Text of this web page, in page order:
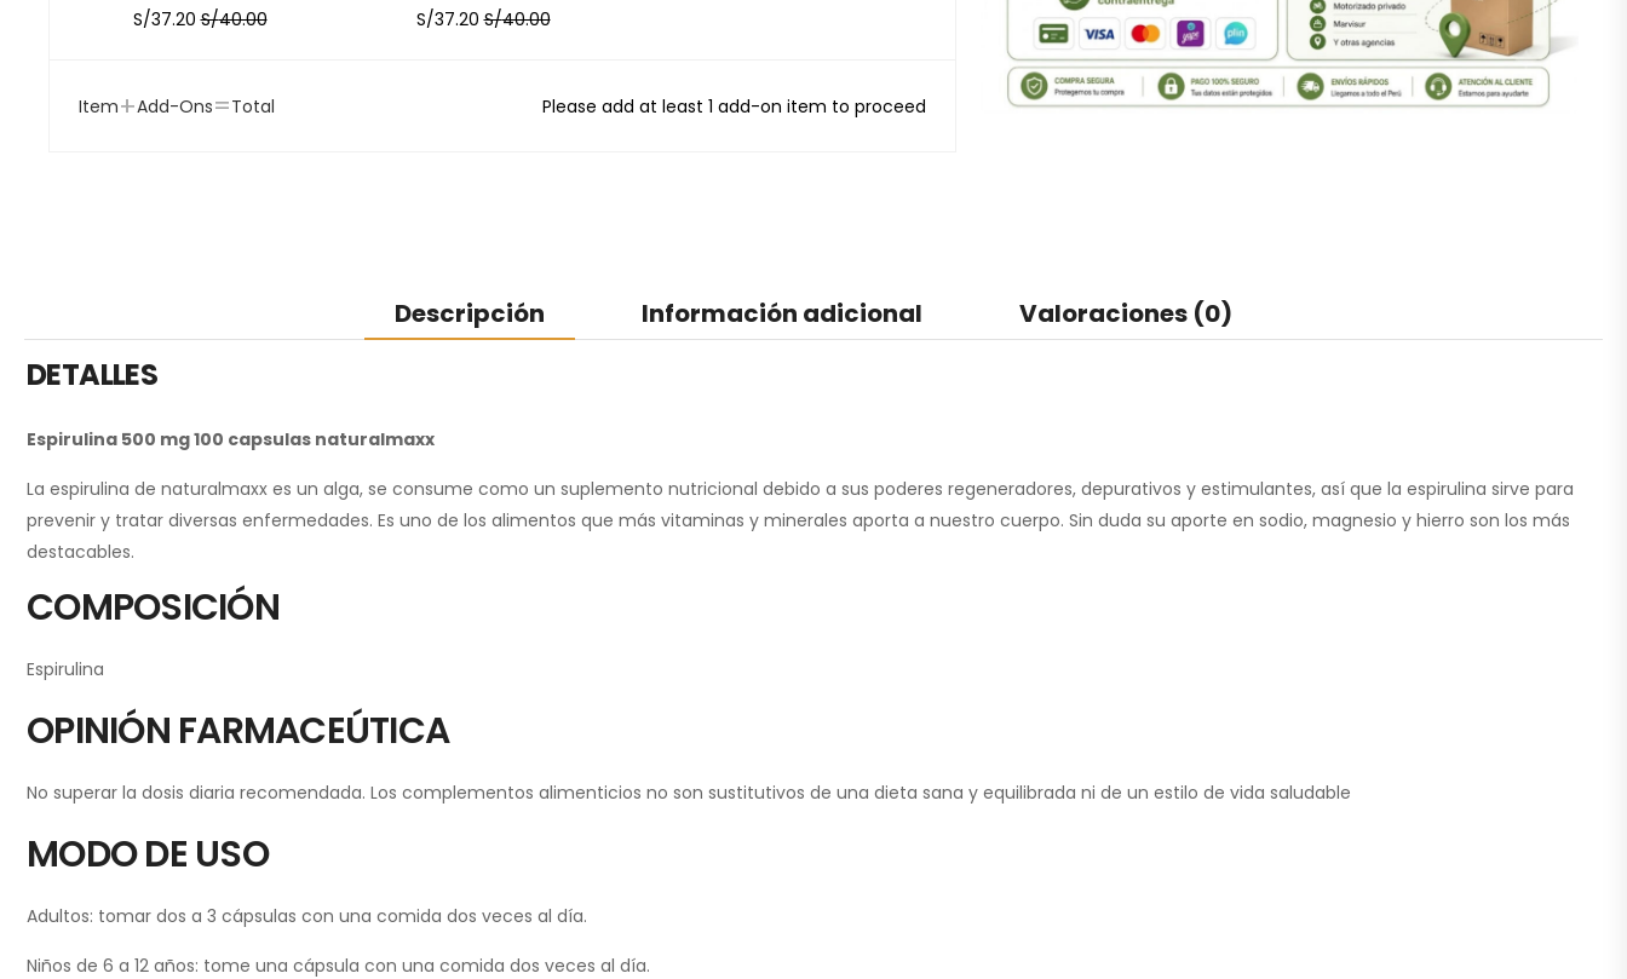
S/37.20 S/40.00
S/37.20 S/40.00
Item+Add-Ons=Total Please add at least 1 add-on item to proceed
Descripción Información adicional Valoraciones (0)
DETALLES
Espirulina 500 mg 100 capsulas naturalmaxx
La espirulina de naturalmaxx es un alga, se consume como un suplemento nutricional debido a sus poderes regeneradores, depurativos y estimulantes, así que la espirulina sirve para
prevenir y tratar diversas enfermedades. Es uno de los alimentos que más vitaminas y minerales aporta a nuestro cuerpo. Sin duda su aporte en sodio, magnesio y hierro son los más
destacables.
COMPOSICIÓN
Espirulina
OPINIÓN FARMACEÚTICA
No superar la dosis diaria recomendada. Los complementos alimenticios no son sustitutivos de una dieta sana y equilibrada ni de un estilo de vida saludable
MODO DE USO
Adultos: tomar dos a 3 cápsulas con una comida dos veces al día.
Niños de 6 a 12 años: tome una cápsula con una comida dos veces al día.